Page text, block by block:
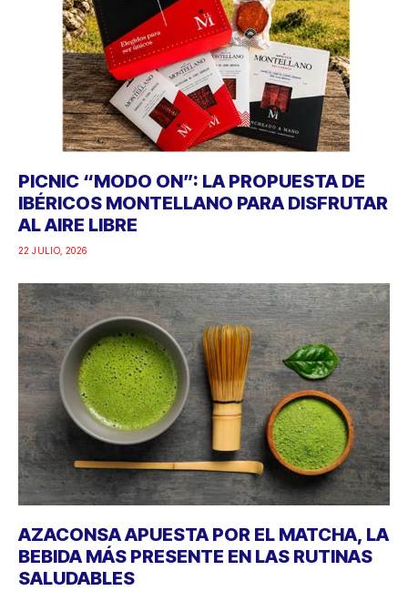
PICNIC “MODO ON”: LA PROPUESTA DE
IBÉRICOS MONTELLANO PARA DISFRUTAR
AL AIRE LIBRE
22 JULIO, 2026
AZACONSA APUESTA POR EL MATCHA, LA
BEBIDA MÁS PRESENTE EN LAS RUTINAS
SALUDABLES